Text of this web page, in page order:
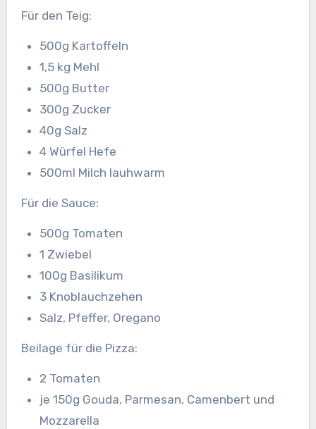
Für den Teig:
500g Kartoffeln
1,5 kg Mehl
500g Butter
300g Zucker
40g Salz
4 Würfel Hefe
500ml Milch lauhwarm
Für die Sauce:
500g Tomaten
1 Zwiebel
100g Basilikum
3 Knoblauchzehen
Salz, Pfeffer, Oregano
Beilage für die Pizza:
2 Tomaten
je 150g Gouda, Parmesan, Camenbert und
Mozzarella